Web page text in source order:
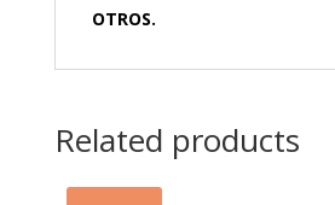
OTROS.
Related products